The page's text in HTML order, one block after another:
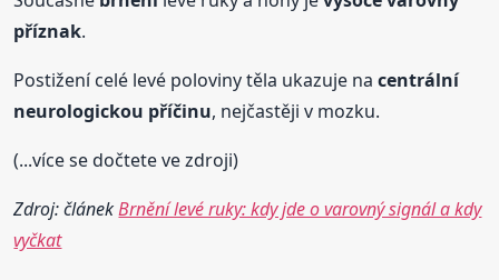
příznak.
Postižení celé levé poloviny těla ukazuje nacentrální
neurologickou příčinu, nejčastěji v mozku.
(...více se dočtete ve zdroji)
Zdroj: článekBrnění levé ruky: kdy jde o varovný signál a kdy
vyčkat